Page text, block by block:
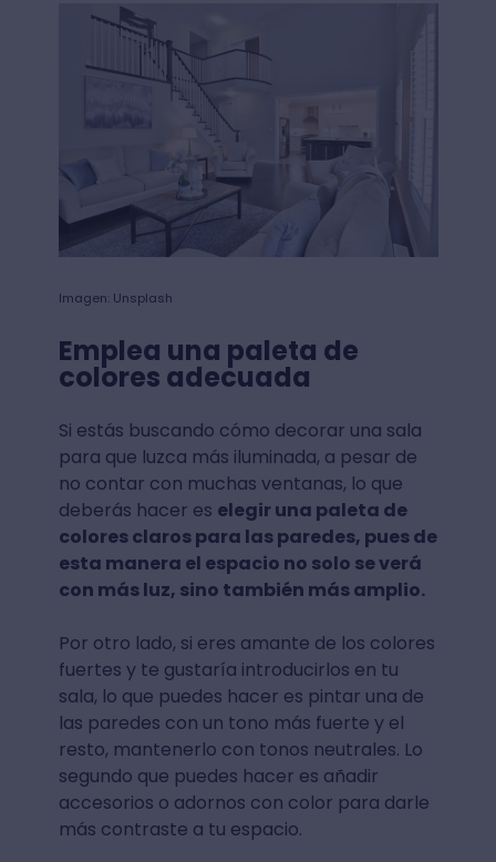
Imagen: Unsplash
Emplea una paleta de
colores adecuada
Si estás buscando cómo decorar una sala
para que luzca más iluminada, a pesar de
no contar con muchas ventanas, lo que
deberás hacer es elegir una paleta de
colores claros para las paredes, pues de
esta manera el espacio no solo se verá
con más luz, sino también más amplio.
Por otro lado, si eres amante de los colores
fuertes y te gustaría introducirlos en tu
sala, lo que puedes hacer es pintar una de
las paredes con un tono más fuerte y el
resto, mantenerlo con tonos neutrales. Lo
segundo que puedes hacer es añadir
accesorios o adornos con color para darle
más contraste a tu espacio.